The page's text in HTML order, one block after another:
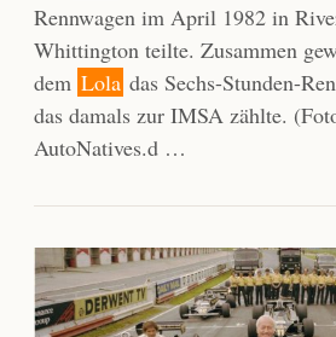
Rennwagen im April 1982 in
Whittington teilte. Zusammen
dem Lola das Sechs-Stunden-
das damals zur IMSA zählte.
AutoNatives.d …